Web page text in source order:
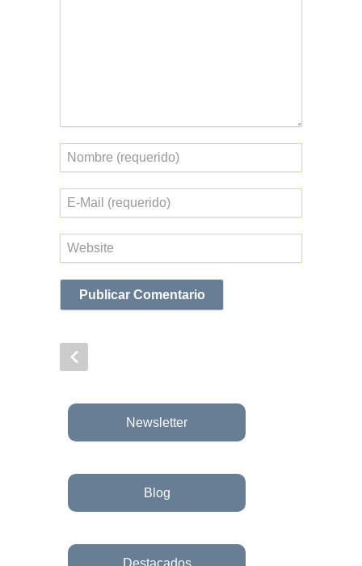
Nombre
Correo
electrónico
Web
Newsletter
Blog
Destacados